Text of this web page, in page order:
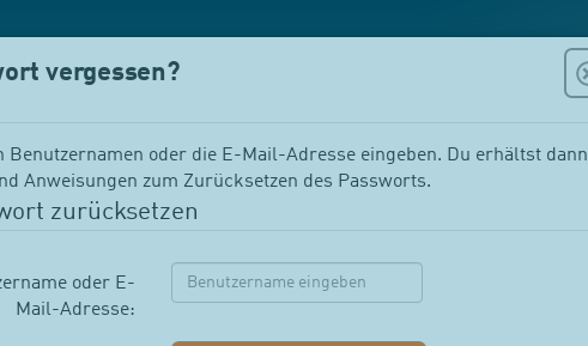
vergessen?
Benutzernamen oder die E-Mail-Adresse eingeben. Du erhältst dann
Anweisungen zum Zurücksetzen des Passworts.
zurücksetzen
oder E-
Mail-Adresse: